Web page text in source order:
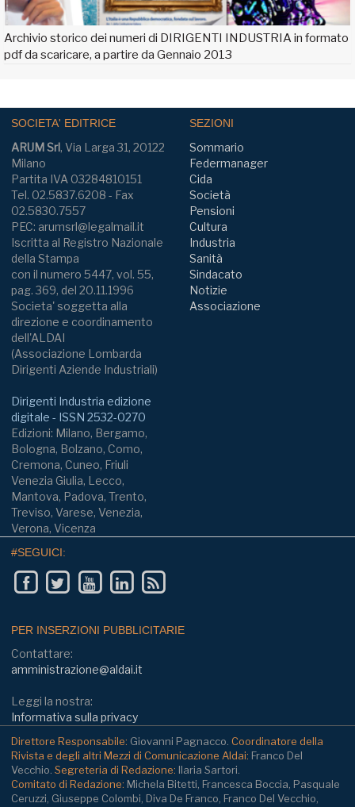
Archivio storico dei numeri di DIRIGENTI INDUSTRIA in formato
pdf da scaricare, a partire da Gennaio 2013
SOCIETA' EDITRICE
ARUM Srl, Via Larga 31, 20122
Milano
Partita IVA 03284810151
Tel. 02.5837.6208 - Fax
02.5830.7557
PEC: arumsrl@legalmail.it
Iscritta al Registro Nazionale
della Stampa
con il numero 5447, vol. 55,
pag. 369, del 20.11.1996
Societa' soggetta alla
direzione e coordinamento
dell'ALDAI
(Associazione Lombarda
Dirigenti Aziende Industriali)
Dirigenti Industria edizione
digitale - ISSN 2532-0270
Edizioni: Milano, Bergamo,
Bologna, Bolzano, Como,
Cremona, Cuneo, Friuli
Venezia Giulia, Lecco,
Mantova, Padova, Trento,
Treviso, Varese, Venezia,
Verona, Vicenza
SEZIONI
Sommario
Federmanager
Cida
Società
Pensioni
Cultura
Industria
Sanità
Sindacato
Notizie
Associazione
#SEGUICI:
PER INSERZIONI PUBBLICITARIE
Contattare:
amministrazione@aldai.it
Leggi la nostra:
Informativa sulla privacy
Direttore Responsabile: Giovanni Pagnacco. Coordinatore della
Rivista e degli altri Mezzi di Comunicazione Aldai: Franco Del
Vecchio. Segreteria di Redazione: Ilaria Sartori.
Comitato di Redazione: Michela Bitetti, Francesca Boccia, Pasquale
Ceruzzi, Giuseppe Colombi, Diva De Franco, Franco Del Vecchio,